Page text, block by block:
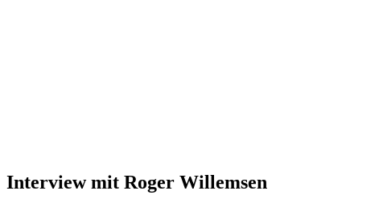
Interview mit Roger Willemsen